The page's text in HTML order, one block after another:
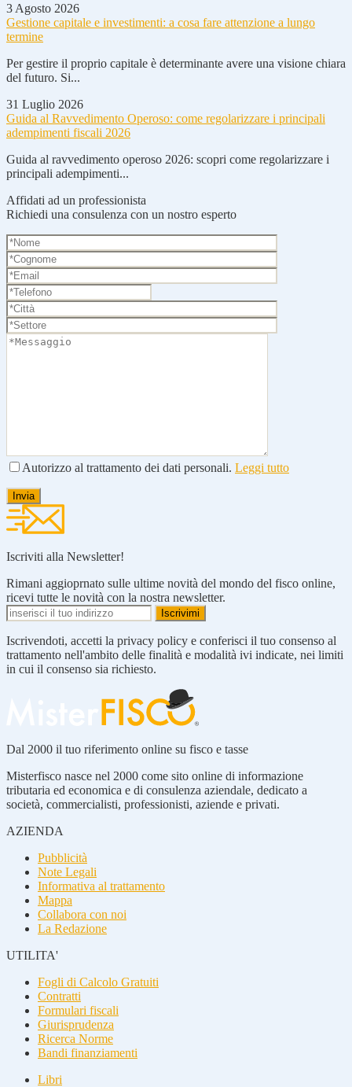
3 Agosto 2026
Gestione capitale e investimenti: a cosa fare attenzione a lungo
termine
Per gestire il proprio capitale è determinante avere una visione chiara
del futuro. Si...
31 Luglio 2026
Guida al Ravvedimento Operoso: come regolarizzare i principali
adempimenti fiscali 2026
Guida al ravvedimento operoso 2026: scopri come regolarizzare i
principali adempimenti...
Affidati ad un professionista
Richiedi una consulenza con un nostro esperto
Autorizzo al trattamento dei dati personali. Leggi tutto
Iscriviti alla Newsletter!
Rimani aggioprnato sulle ultime novità del mondo del fisco online,
ricevi tutte le novità con la nostra newsletter.
Iscrivendoti, accetti la privacy policy e conferisci il tuo consenso al
trattamento nell'ambito delle finalità e modalità ivi indicate, nei limiti
in cui il consenso sia richiesto.
Dal 2000 il tuo riferimento online su fisco e tasse
Misterfisco nasce nel 2000 come sito online di informazione
tributaria ed economica e di consulenza aziendale, dedicato a
società, commercialisti, professionisti, aziende e privati.
AZIENDA
Pubblicità
Note Legali
Informativa al trattamento
Mappa
Collabora con noi
La Redazione
UTILITA'
Fogli di Calcolo Gratuiti
Contratti
Formulari fiscali
Giurisprudenza
Ricerca Norme
Bandi finanziamenti
Libri